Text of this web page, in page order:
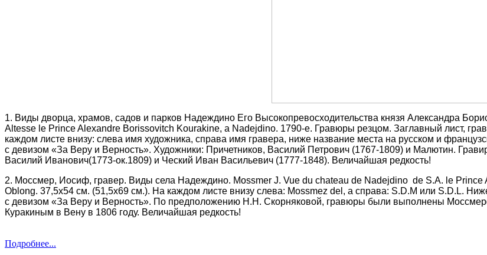
1. Виды дворца, храмов, садов и парков Надеждино Его Высокопревосходительства князя Александра
Altesse le Prince Alexandre Borissovitch Kourakine, a Nadejdino. 1790-е. Гравюры резцом. Заглавный лист,
каждом листе внизу: слева имя художника, справа имя гравера, ниже название места на русском и
с девизом «За Веру и Верность». Художники: Причетников, Василий Петрович (1767-1809) и Малютин.
Василий Иванович(1773-ок.1809) и Ческий Иван Васильевич (1777-1848). Величайшая редкость!
2. Моссмер, Иосиф, гравер. Виды села Надеждино. Mossmer J. Vue du chateau de Nadejdino de S.A. le Prince
Oblong. 37,5х54 см. (51,5х69 см.). На каждом листе внизу слева: Mossmez del, а справа: S.D.M или S.D.L.
с девизом «За Веру и Верность». По предположению Н.Н. Скорняковой, гравюры были выполнены
Куракиным в Вену в 1806 году. Величайшая редкость!
Подробнее...